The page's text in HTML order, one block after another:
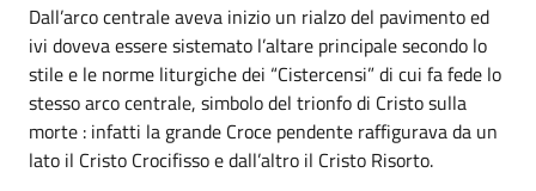
Dall’arco centrale aveva inizio un rialzo del pavimento ed
ivi doveva essere sistemato l’altare principale secondo lo
stile e le norme liturgiche dei “Cistercensi” di cui fa fede lo
stesso arco centrale, simbolo del trionfo di Cristo sulla
morte : infatti la grande Croce pendente raffigurava da un
lato il Cristo Crocifisso e dall’altro il Cristo Risorto.